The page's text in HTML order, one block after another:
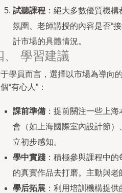
試聽課程 ：絕大多數優質機
氛圍、老師講授的內容是否“
計市場的具體情況。
、 學習建議
學員而言，選擇以市場為導向
“有心人”：
課前準備 ：提前關注一些上
會（如上海國際室內設計節
立初步感知。
學中實踐 ：積極參與課程中
的真實作品去打磨。主動與老
學后拓展 ：利用培訓機構提